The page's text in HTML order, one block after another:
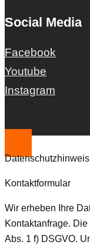
Social Media
Facebook
Youtube
Instagram
Datenschutzhinweis
Kontaktformular
Wir erheben Ihre
Kontaktanfrage.
Abs. 1 f) DSGVO.